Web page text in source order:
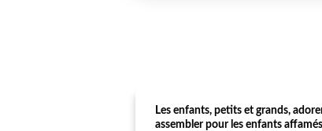
Les enfants, petits et grands,
assembler pour les enfants